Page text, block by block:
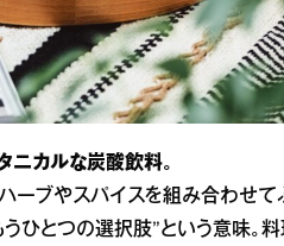
ニカルな炭酸飲料。
ーブやスパイスを組み合わせて
うひとつの選択肢”という意味。